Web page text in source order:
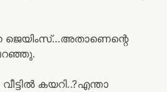
ജെയിംസ്…അതാണെന്റെ
കയറി..?എന്താ